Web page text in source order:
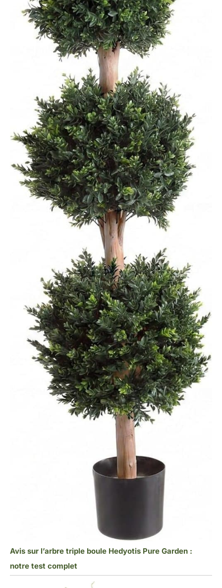
Avis sur l’arbre triple boule Hedyotis Pure Garden :
notre test complet